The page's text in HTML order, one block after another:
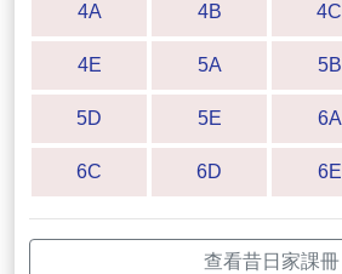
4A 4B 4C
4E 5A 5B
5D 5E 6A
6C 6D 6E
查看昔日家課冊